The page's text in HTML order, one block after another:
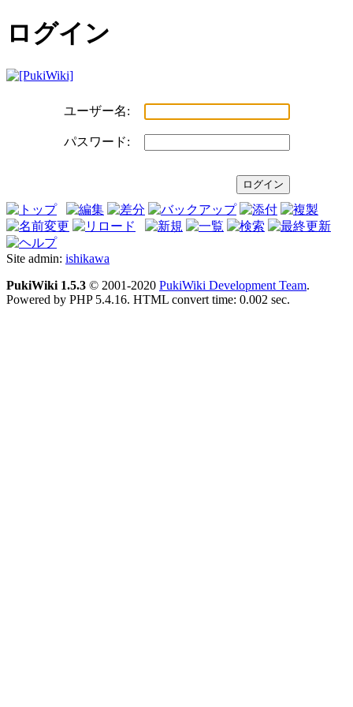
ログイン
ユーザー名:
パスワード:
Site admin: ishikawa
PukiWiki 1.5.3 © 2001-2020 PukiWiki Development Team.
Powered by PHP 5.4.16. HTML convert time: 0.002 sec.